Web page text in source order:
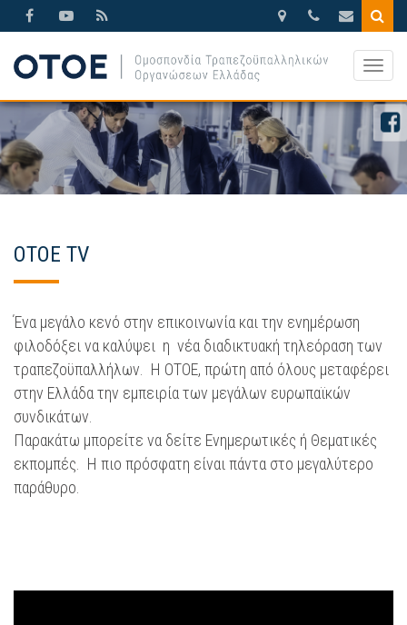
210.3388270
Βησσαρίωνος
ΟΤΟΕ TV
Ένα μεγάλο κενό στην επικοινωνία και την ενημέρωση
φιλοδόξει να καλύψει η νέα διαδικτυακή τηλεόραση των
τραπεζοϋπαλλήλων. Η ΟΤΟΕ, πρώτη από όλους μεταφέρει
στην Ελλάδα την εμπειρία των μεγάλων ευρωπαϊκών
συνδικάτων.
Παρακάτω μπορείτε να δείτε Ενημερωτικές ή Θεματικές
εκπομπές. Η πιο πρόσφατη είναι πάντα στο μεγαλύτερο
παράθυρο.